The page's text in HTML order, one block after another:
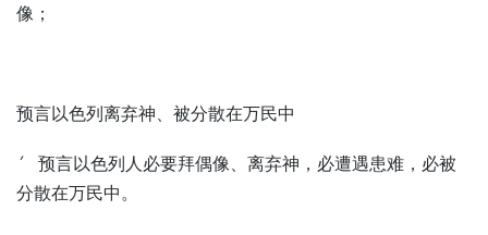
像；
预言以色列离弃神、被分散在万民中
´ 预言以色列人必要拜偶像、离弃神，必遭遇患难，必被
分散在万民中。